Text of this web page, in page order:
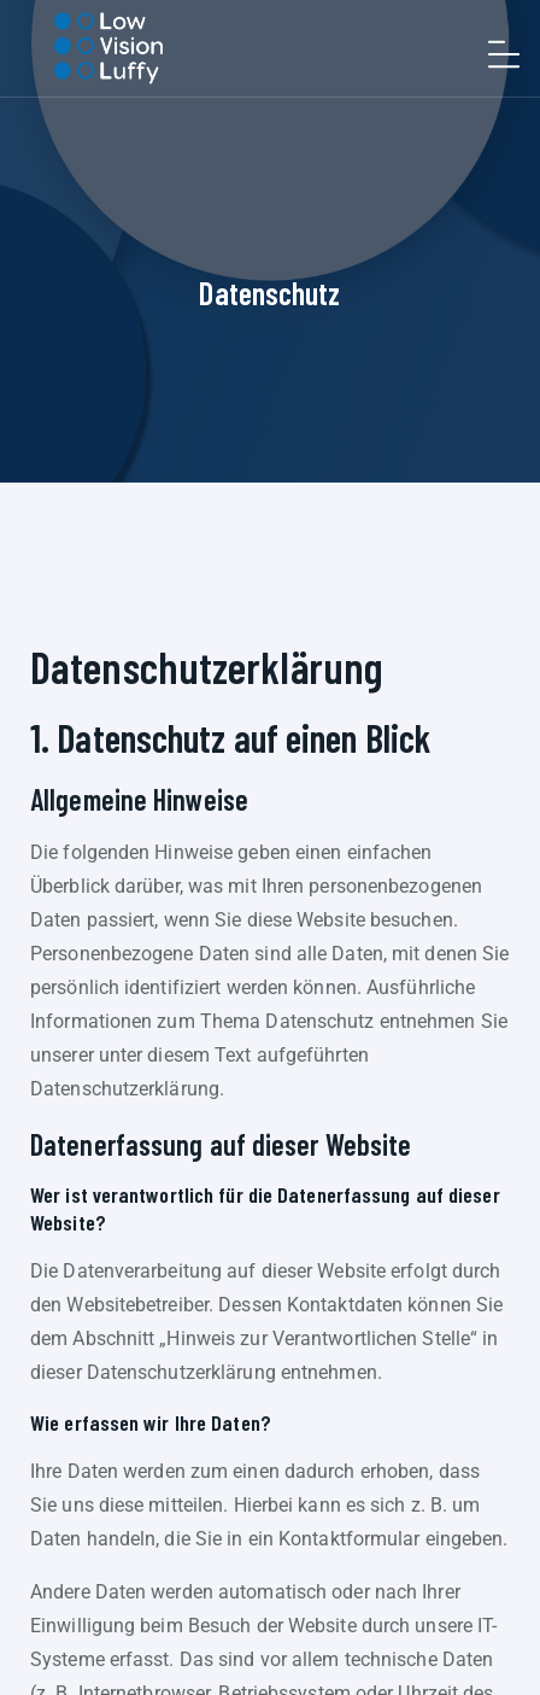
Datenschutz
Datenschutz­erklärung
1. Datenschutz auf einen Blick
Allgemeine Hinweise
Die folgenden Hinweise geben einen einfachen
Überblick darüber, was mit Ihren personenbezogenen
Daten passiert, wenn Sie diese Website besuchen.
Personenbezogene Daten sind alle Daten, mit denen Sie
persönlich identifiziert werden können. Ausführliche
Informationen zum Thema Datenschutz entnehmen Sie
unserer unter diesem Text aufgeführten
Datenschutzerklärung.
Datenerfassung auf dieser Website
Wer ist verantwortlich für die Datenerfassung auf dieser
Website?
Die Datenverarbeitung auf dieser Website erfolgt durch
den Websitebetreiber. Dessen Kontaktdaten können Sie
dem Abschnitt „Hinweis zur Verantwortlichen Stelle“ in
dieser Datenschutzerklärung entnehmen.
Wie erfassen wir Ihre Daten?
Ihre Daten werden zum einen dadurch erhoben, dass
Sie uns diese mitteilen. Hierbei kann es sich z. B. um
Daten handeln, die Sie in ein Kontaktformular eingeben.
Andere Daten werden automatisch oder nach Ihrer
Einwilligung beim Besuch der Website durch unsere IT-
Systeme erfasst. Das sind vor allem technische Daten